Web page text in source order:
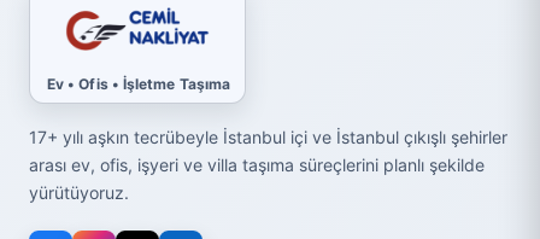
Ev • Ofis • İşletme Taşıma
17+ yılı aşkın tecrübeyle İstanbul içi ve İstanbul çıkışlı şehirler
arası ev, ofis, işyeri ve villa taşıma süreçlerini planlı şekilde
yürütüyoruz.